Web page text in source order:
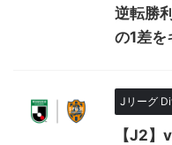
逆転勝
の1差を
Jリーグ
【J2】